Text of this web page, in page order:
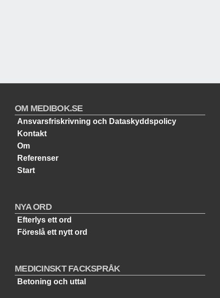
OM MEDIBOK.SE
Ansvarsfriskrivning och Dataskyddspolicy
Kontakt
Om
Referenser
Start
NYA ORD
Efterlys ett ord
Föreslå ett nytt ord
MEDICINSKT FACKSPRÅK
Betoning och uttal